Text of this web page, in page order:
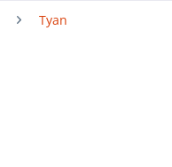
Tyan